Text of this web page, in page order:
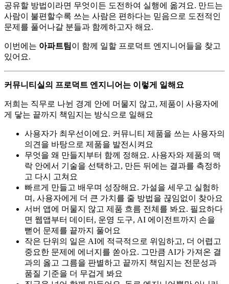
공유할 방법이라면 무엇이든 도전하여 실행에 옮겨요. 만드는
사람이 불편할수록 쓰는 사람은 편하다는 믿음으로 도전적인
문제를 풀어나갈 분들과 함께하고자 해요.
이번에는 아파트팀이 함께 일할 프로덕트 엔지니어들을 찾고
있어요.
커뮤니티실의 프로덕트 엔지니어는 이렇게 일해요
저희는 직무로 나뉜 경계 안에 머물지 않고, 제품이 사용자에
게 닿는 끝까지 책임지는 방식으로 일해요
사용자가 최우선이에요. 커뮤니티 제품을 쓰는 사용자의
의견을 바탕으로 제품을 발전시켜요
무엇을 왜 만들지부터 함께 정해요. 사용자와 제품의 맥
락 안에서 기술을 선택하고, 만든 뒤에는 결과를 측정하
고 다시 고쳐요
빠르게 만들고 배우며 성장해요. 가설을 세우고 실험하
며, 사용자에게 더 큰 가치를 줄 방법을 끊임없이 찾아요
서버 앱에 머물지 않고 제품 흐름 전체를 봐요. 필요하다
면 웹앱부터 데이터, 운영 도구, AI 에이전트까지 손을
뻗어 문제를 끝까지 풀어요
작은 단위의 일은 AI에 적극적으로 위임하고, 더 어렵고
중요한 문제에 에너지를 쏟아요. 그만큼 AI가 가져온 결
과의 옳고 그름을 판별하고 끝까지 책임지는 전문성과
품질 기준을 더 무겁게 봐요